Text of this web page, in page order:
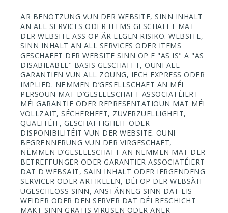
ÄR BENOTZUNG VUN DER WEBSITE, SINN INHALT
AN ALL SERVICES ODER ITEMS GESCHAFFT MAT
DER WEBSITE ASS OP ÄR EEGEN RISIKO. WEBSITE,
SINN INHALT AN ALL SERVICES ODER ITEMS
GESCHAFFT DER WEBSITE SINN OP E "AS IS" A "AS
DISABILABLE" BASIS GESCHAFFT, OUNI ALL
GARANTIEN VUN ALL ZOUNG, IECH EXPRESS ODER
IMPLIED. NËMMEN D’GESELLSCHAFT AN MÉI
PERSOUN MAT D’GESELLSCHAFT ASSOCIATÉIERT
MÉI GARANTIE ODER REPRESENTATIOUN MAT MÉI
VOLLZÄIT, SÉCHERHEET, ZUVERZUELLIGHEIT,
QUALITÉIT, GESCHAFTIGHEIT ODER
DISPONIBILITÉIT VUN DER WEBSITE. OUNI
BEGRËNNERUNG VUN DER VIRGESCHAFT,
NËMMEN D’GESELLSCHAFT AN NEMMEN MAT DER
BETREFFUNGER ODER GARANTIER ASSOCIATÉIERT
DAT D'WEBSÄIT, SÄIN INHALT ODER IERGENDENG
SERVICER ODER ARTIKELEN, DÉI OP DER WEBSÄIT
UGESCHLOSS SINN, ANSTÄNNEG SINN DAT EIS
WEIDER ODER DEN SERVER DAT DÉI BESCHICHT
MAKT SINN GRATIS VIRUSEN ODER ANER